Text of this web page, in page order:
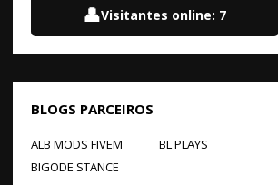
👤Visitantes online: 7
BLOGS PARCEIROS
ALB MODS FIVEM
BL PLAYS
BIGODE STANCE